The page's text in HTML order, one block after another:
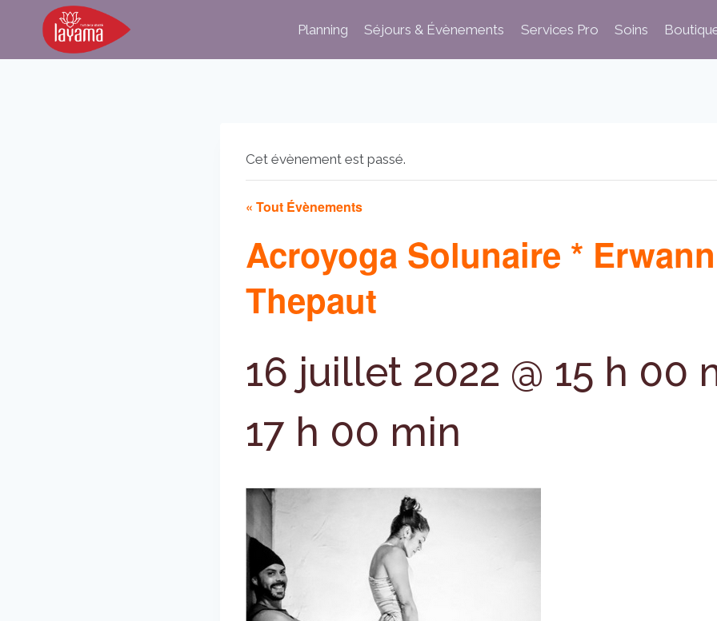
Planning Séjours & Évènements Services Pro Soins
Cet évènement est passé.
« Tout Évènements
Acroyoga Solunaire * Erwann
Thepaut
16 juillet 2022 @ 15 h 00
17 h 00 min